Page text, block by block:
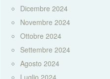
Dicembre 2024
Novembre 2024
Ottobre 2024
Settembre 2024
Agosto 2024
Luglio 2024